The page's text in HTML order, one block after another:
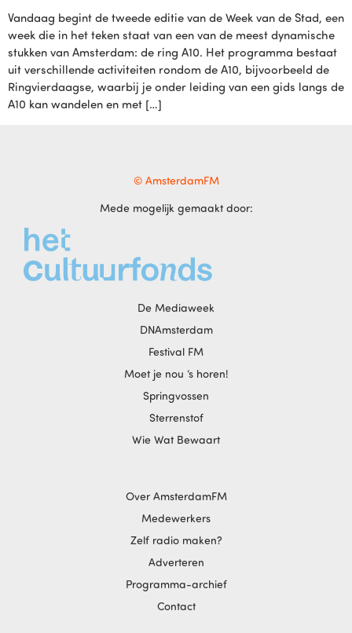
Vandaag begint de tweede editie van de Week van de Stad, een
week die in het teken staat van een van de meest dynamische
stukken van Amsterdam: de ring A10. Het programma bestaat
uit verschillende activiteiten rondom de A10, bijvoorbeeld de
Ringvierdaagse, waarbij je onder leiding van een gids langs de
A10 kan wandelen en met […]
© AmsterdamFM
Mede mogelijk gemaakt door:
De Mediaweek
DNAmsterdam
Festival FM
Moet je nou ‘s horen!
Springvossen
Sterrenstof
Wie Wat Bewaart
Over AmsterdamFM
Medewerkers
Zelf radio maken?
Adverteren
Programma-archief
Contact